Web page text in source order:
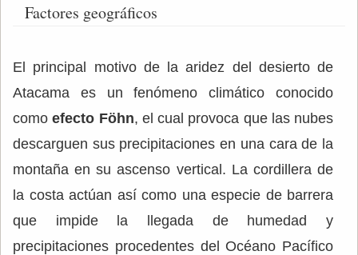
Factores geográficos
El principal motivo de la aridez del desierto de
Atacama es un fenómeno climático conocido
comoefecto Föhn, el cual provoca que las nubes
descarguen sus precipitaciones en una cara de la
montaña en su ascenso vertical. La cordillera de
la costa actúan así como una especie de barrera
que impide la llegada de humedad y
precipitaciones procedentes del Océano Pacífico